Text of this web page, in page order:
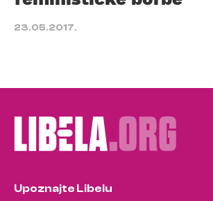
23.05.2017.
Upoznajte Libelu